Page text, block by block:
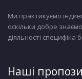
Ми практикуємо
оскільки добре
діяльності специфіка
Наші